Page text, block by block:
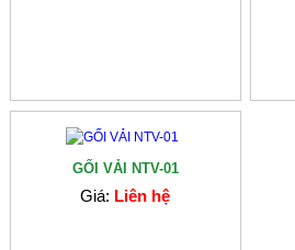
GỐI VẢI NTV-01
Giá: Liên hệ